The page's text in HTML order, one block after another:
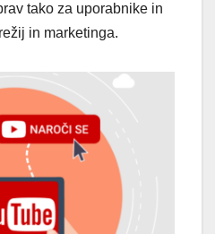
tako za uporabnike in
in marketinga.